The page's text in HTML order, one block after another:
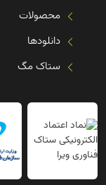
محصولات
دانلودها
ستاک مگ